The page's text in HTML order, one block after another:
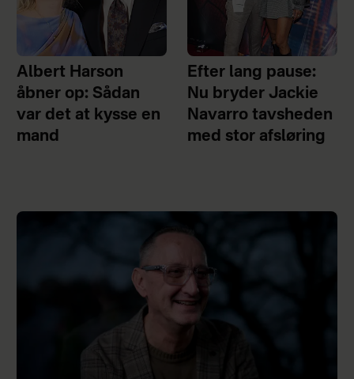
Albert Harson
åbner op: Sådan
var det at kysse en
mand
Efter lang pause:
Nu bryder Jackie
Navarro tavsheden
med stor afsløring